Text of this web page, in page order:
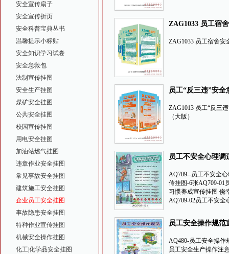
安全宣传扇子
安全宣传折页
安全科普宝典丛书
温馨提示小标贴
安全知识学习试卷
安全急救包
法制宣传挂图
安全生产挂图
煤矿安全挂图
公共安全挂图
校园宣传挂图
用电安全挂图
加油站燃气挂图
违章作业安全挂图
常见事故安全挂图
建筑施工安全挂图
企业员工安全挂图
事故隐患安全挂图
特种作业宣传挂图
机械安全操作挂图
化工|化学品安全挂图
ZAG1033 员工宿
ZAG1033 员工宿舍安
员工“反三违”安
ZAG1013 员工“反三
（大版）
员工不安全心理调
AQ709--员工不安全
传挂图-6张AQ709-01
习惯养成宣传挂图 侥
AQ709-02员工不安全
员工安全操作规范
AQ480-员工安全操作
员工安全生产操作注